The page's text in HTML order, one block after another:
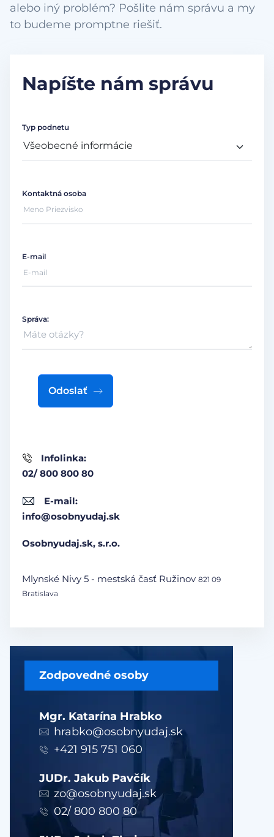
alebo iný problém? Pošlite nám správu a my
to budeme promptne riešiť.
Zodpovedné osoby
Mgr. Katarína Hrabko
hrabko@osobnyudaj.sk
+421 915 751 060
JUDr. Jakub Pavčík
zo@osobnyudaj.sk
02/ 800 800 80
Napíšte nám správu
Infolinka:
02/ 800 800 80
E-mail:
info@osobnyudaj.sk
Osobnyudaj.sk, s.r.o.
Mlynské Nivy 5 - mestská časť Ružinov 821 09
Bratislava
Typ podnetu
Kontaktná osoba
E-mail
Správa:
Odoslať